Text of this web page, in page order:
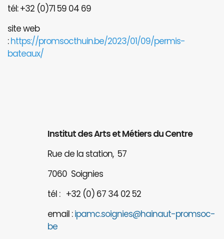
tél: +32 (0)71 59 04 69
site web
:https://promsocthuin.be/2023/01/09/permis-
bateaux/
Institut des Arts et Métiers du Centre
Rue de la station, 57
7060 Soignies
tél : +32 (0) 67 34 02 52
email :ipamc.soignies@hainaut-promsoc-
be